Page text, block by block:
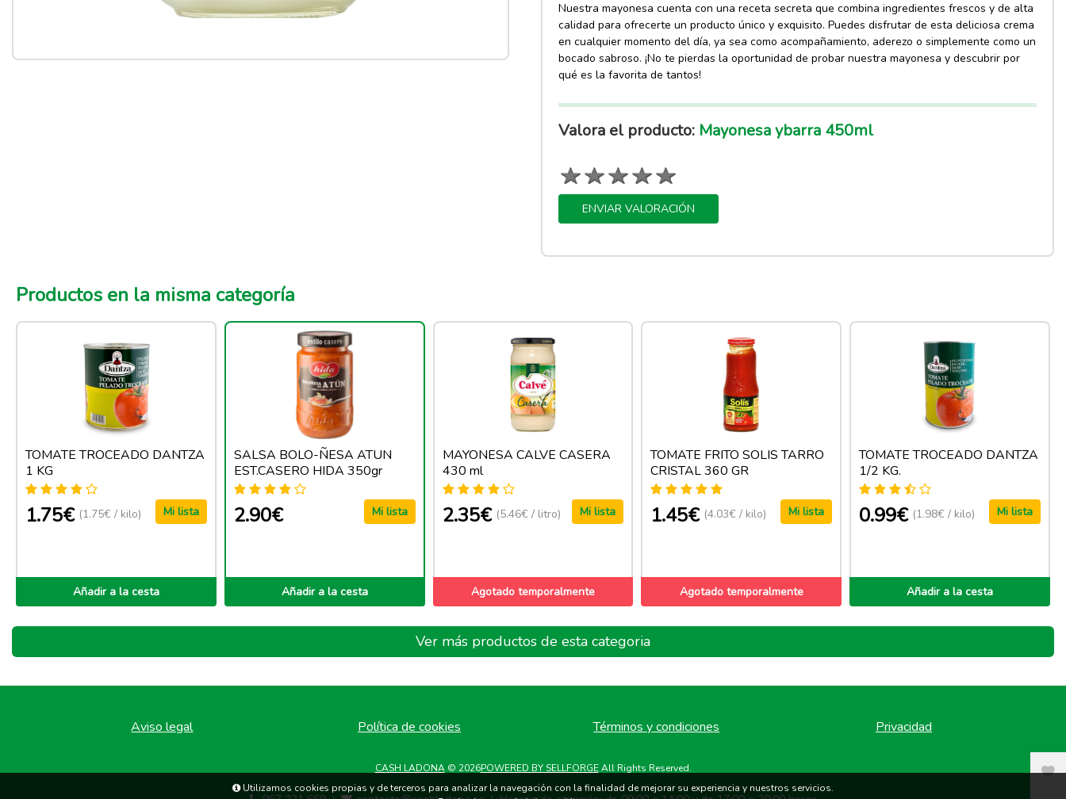
Nuestra mayonesa cuenta con una receta secreta que combina ingredientes frescos y de alta
calidad para ofrecerte un producto único y exquisito. Puedes disfrutar de esta deliciosa crema
en cualquier momento del día, ya sea como acompañamiento, aderezo o simplemente como un
bocado sabroso. ¡No te pierdas la oportunidad de probar nuestra mayonesa y descubrir por
qué es la favorita de tantos!
Valora el producto: Mayonesa ybarra 450ml
ENVIAR VALORACIÓN
Productos en la misma categoría
TOMATE TROCEADO DANTZA
1 KG
1.75€ (1.75€ / kilo)
Añadir a la cesta
Mi lista
SALSA BOLO-ÑESA ATUN
EST.CASERO HIDA 350gr
2.90€
Añadir a la cesta
Mi lista
MAYONESA CALVE CASERA
430 ml
2.35€ (5.46€ / litro)
Agotado temporalmente
Mi lista
TOMATE FRITO SOLIS TARRO
CRISTAL 360 GR
1.45€ (4.03€ / kilo)
Agotado temporalmente
Mi lista
TOMATE TROCEADO DANTZA
1/2 KG.
0.99€ (1.98€ / kilo)
Añadir a la cesta
Mi lista
Ver más productos de esta categoria
Aviso legal Política de cookies Términos y condiciones Privacidad
CASH LADONA© 2026POWERED BY SELLFORGEAll Rights Reserved.
Utilizamos cookies propias y de terceros para analizar la navegación con la finalidad de mejorar su experiencia y nuestros servicios.